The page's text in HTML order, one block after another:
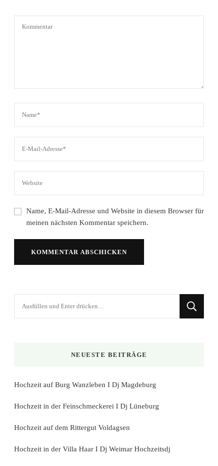
Name, E-Mail-Adresse und Website in diesem Browser für
meinen nächsten Kommentar speichern.
NEUESTE BEITRÄGE
Hochzeit auf Burg Wanzleben I Dj Magdeburg
Hochzeit in der Feinschmeckerei I Dj Lüneburg
Hochzeit auf dem Rittergut Voldagsen
Hochzeit in der Villa Haar I Dj Weimar Hochzeitsdj